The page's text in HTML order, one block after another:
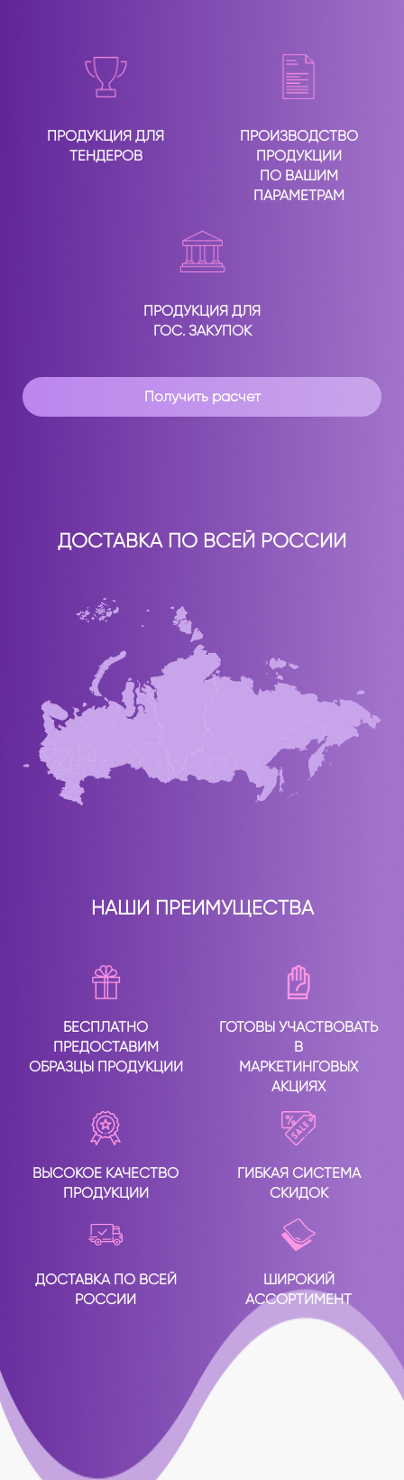
ПРОДУКЦИЯ ДЛЯ
ТЕНДЕРОВ
ПРОИЗВОДСТВО
ПРОДУКЦИИ
ПО ВАШИМ
ПАРАМЕТРАМ
ПРОДУКЦИЯ ДЛЯ
ГОС. ЗАКУПОК
Получить расчет
ДОСТАВКА ПО ВСЕЙ РОССИИ
НАШИ ПРЕИМУЩЕСТВА
БЕСПЛАТНО
ПРЕДОСТАВИМ
ОБРАЗЦЫ ПРОДУКЦИИ
ГОТОВЫ УЧАСТВОВАТЬ
В
МАРКЕТИНГОВЫХ
АКЦИЯХ
ВЫСОКОЕ КАЧЕСТВО
ПРОДУКЦИИ
ГИБКАЯ СИСТЕМА
СКИДОК
ДОСТАВКА ПО ВСЕЙ
РОССИИ
ШИРОКИЙ
АССОРТИМЕНТ